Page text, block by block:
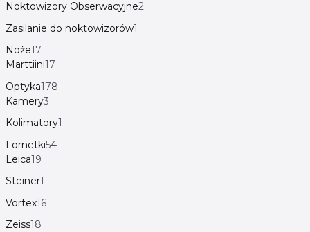
Noktowizory Obserwacyjne2
Zasilanie do noktowizorów1
Noże17
Marttiini17
Optyka178
Kamery3
Kolimatory1
Lornetki54
Leica19
Steiner1
Vortex16
Zeiss18